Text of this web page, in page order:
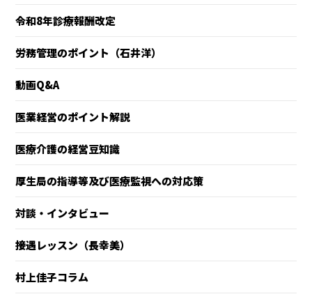
令和8年診療報酬改定
労務管理のポイント（石井洋）
動画Q&A
医業経営のポイント解説
医療介護の経営豆知識
厚生局の指導等及び医療監視への対応策
対談・インタビュー
接遇レッスン（長幸美）
村上佳子コラム